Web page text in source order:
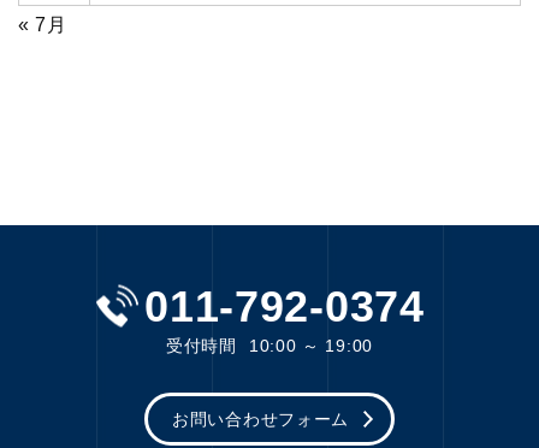
« 7月
011-792-0374
受付時間 10:00 ～ 19:00
お問い合わせフォーム